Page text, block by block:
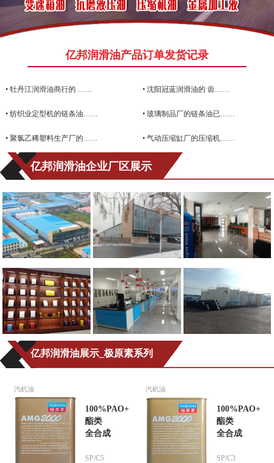
亿邦润滑油产品订单发货记录
• 牡丹江润滑油商行的 …… • 沈阳冠蓝润滑油的 齿……
• 纺织业定型机的链条油…… • 玻璃制品厂的链条油已……
• 聚氯乙稀塑料生产厂的…… • 气动压缩缸厂的压缩机……
亿邦润滑油企业厂区展示
亿邦润滑油展示_极原素系列
汽机油
100%PAO+
酯类
全合成
SP/C5
汽机油
100%PAO+
酯类
全合成
SP/C3